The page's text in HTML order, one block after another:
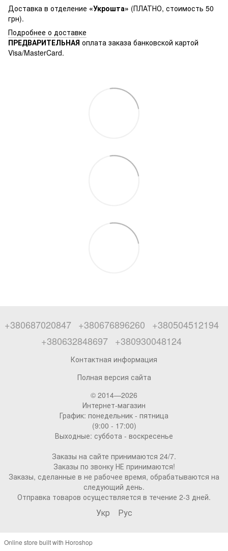
Доставка в отделение «Укрошта» (ПЛАТНО, стоимость 50
грн).
Подробнее о доставке
ПРЕДВАРИТЕЛЬНАЯ оплата заказа банковской картой
Visa/MasterCard.
+380687020847 +380676896260
+380504512194
+380632848697 +380930048124
Контактная информация
Полная версия сайта
© 2014—2026
Интернет-магазин
График: понедельник - пятница
(9:00 - 17:00)
Выходные: суббота - воскресенье
Заказы на сайте принимаются 24/7.
Заказы по звонку НЕ принимаются!
Заказы, сделанные в не рабочее время, обрабатываются на
следующий день.
Отправка товаров осуществляется в течение 2-3 дней.
Укр Рус
Online store built with Horoshop